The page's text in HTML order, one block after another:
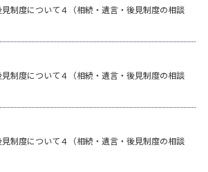
制度について４（相続・遺言・後見制度の相談
制度について４（相続・遺言・後見制度の相談
制度について４（相続・遺言・後見制度の相談